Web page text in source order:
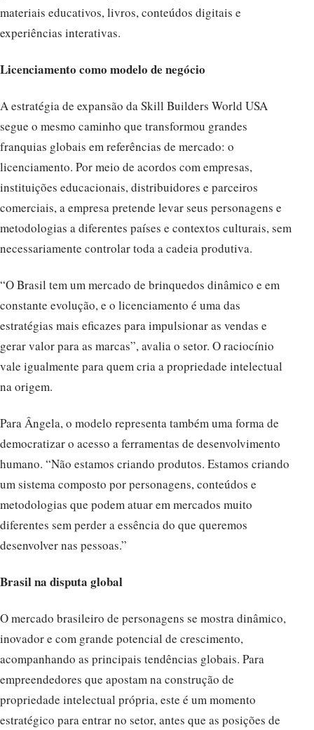
materiais educativos, livros, conteúdos digitais e
experiências interativas.
Licenciamento como modelo de negócio
A estratégia de expansão da Skill Builders World USA
segue o mesmo caminho que transformou grandes
franquias globais em referências de mercado: o
licenciamento. Por meio de acordos com empresas,
instituições educacionais, distribuidores e parceiros
comerciais, a empresa pretende levar seus personagens e
metodologias a diferentes países e contextos culturais, sem
necessariamente controlar toda a cadeia produtiva.
“O Brasil tem um mercado de brinquedos dinâmico e em
constante evolução, e o licenciamento é uma das
estratégias mais eficazes para impulsionar as vendas e
gerar valor para as marcas”, avalia o setor. O raciocínio
vale igualmente para quem cria a propriedade intelectual
na origem.
Para Ângela, o modelo representa também uma forma de
democratizar o acesso a ferramentas de desenvolvimento
humano. “Não estamos criando produtos. Estamos criando
um sistema composto por personagens, conteúdos e
metodologias que podem atuar em mercados muito
diferentes sem perder a essência do que queremos
desenvolver nas pessoas.”
Brasil na disputa global
O mercado brasileiro de personagens se mostra dinâmico,
inovador e com grande potencial de crescimento,
acompanhando as principais tendências globais. Para
empreendedores que apostam na construção de
propriedade intelectual própria, este é um momento
estratégico para entrar no setor, antes que as posições de